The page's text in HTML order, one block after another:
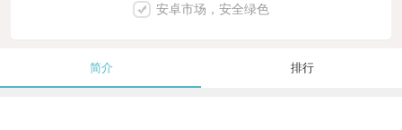
安卓市场，安全绿色
简介 排行